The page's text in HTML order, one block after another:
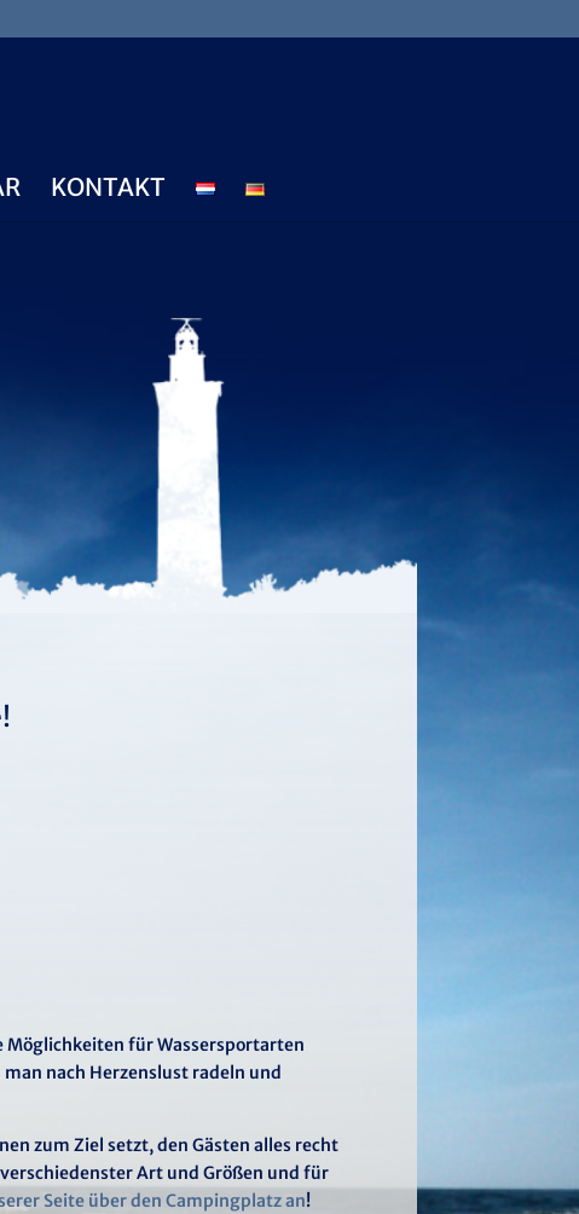
KONTAKT
Möglichkeiten für Wassersportarten
nach Herzenslust radeln und
zum Ziel setzt, den Gästen alles recht
Art und Größen und für
Seite über den Campingplatz an!